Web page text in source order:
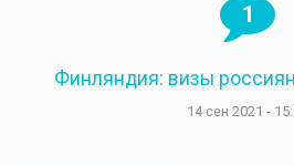
1
Финляндия: визы
14 сен 2021 -